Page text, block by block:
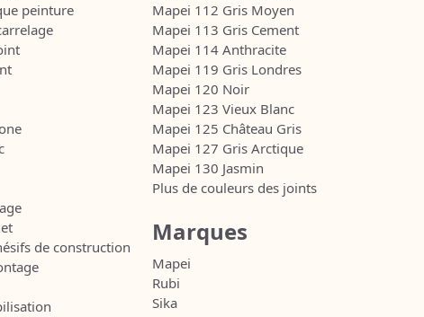
peinture
de construction
Mapei 112 Gris Moyen
Mapei 113 Gris Cement
Mapei 114 Anthracite
Mapei 119 Gris Londres
Mapei 120 Noir
Mapei 123 Vieux Blanc
Mapei 125 Château Gris
Mapei 127 Gris Arctique
Mapei 130 Jasmin
Plus de couleurs des joints
Marques
Mapei
Rubi
Sika